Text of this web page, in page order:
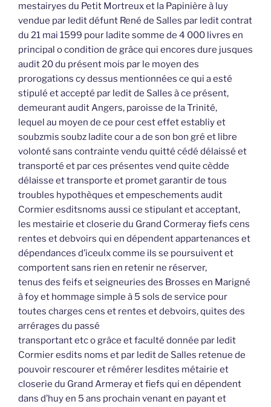
mestairyes du Petit Mortreux et la Papinière à luy
vendue par ledit défunt René de Salles par ledit contrat
du 21 mai 1599 pour ladite somme de 4 000 livres en
principal o condition de grâce qui encores dure jusques
audit 20 du présent mois par le moyen des
prorogations cy dessus mentionnées ce qui a esté
stipulé et accepté par ledit de Salles à ce présent,
demeurant audit Angers, paroisse de la Trinité,
lequel au moyen de ce pour cest effet establiy et
soubzmis soubz ladite cour a de son bon gré et libre
volonté sans contrainte vendu quitté cédé délaissé et
transporté et par ces présentes vend quite cèdde
délaisse et transporte et promet garantir de tous
troubles hypothèques et empeschements audit
Cormier esditsnoms aussi ce stipulant et acceptant,
les mestairie et closerie du Grand Cormeray fiefs cens
rentes et debvoirs qui en dépendent appartenances et
dépendances d’iceulx comme ils se poursuivent et
comportent sans rien en retenir ne réserver,
tenus des feifs et seigneuries des Brosses en Marigné
à foy et hommage simple à 5 sols de service pour
toutes charges cens et rentes et debvoirs, quites des
arrérages du passé
transportant etc o grâce et faculté donnée par ledit
Cormier esdits noms et par ledit de Salles retenue de
pouvoir rescourer et rémérer lesdites métairie et
closerie du Grand Armeray et fiefs qui en dépendent
dans d’huy en 5 ans prochain venant en payant et